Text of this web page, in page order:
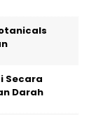
Secara
Darah